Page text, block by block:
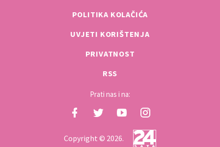
POLITIKA KOLAČIĆA
UVJETI KORIŠTENJA
PRIVATNOST
RSS
Prati nas i na:
Copyright © 2026.